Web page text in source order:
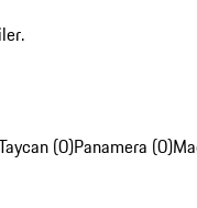
(0)Panamera (0)